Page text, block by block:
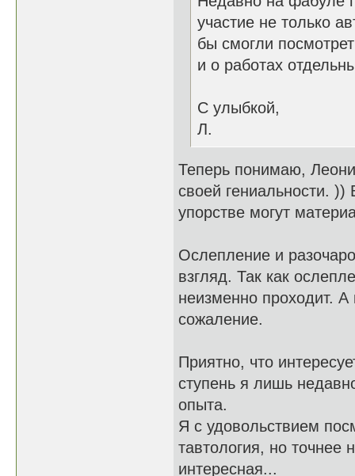
участие не только
бы смогли
и о работах
С улыбкой,
Л.
Теперь понимаю,
своей гениальности.
упорстве могут
Ослепление и
взгляд. Так как
неизменно проходит. А
сожаление.
Приятно, что
ступень я лишь
опыта.
Я с удовольствием
тавтология, но точнее
интересная...